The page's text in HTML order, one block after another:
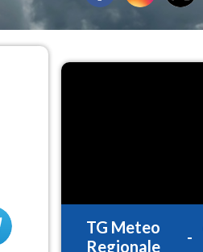
TG Meteo
Regionale
-